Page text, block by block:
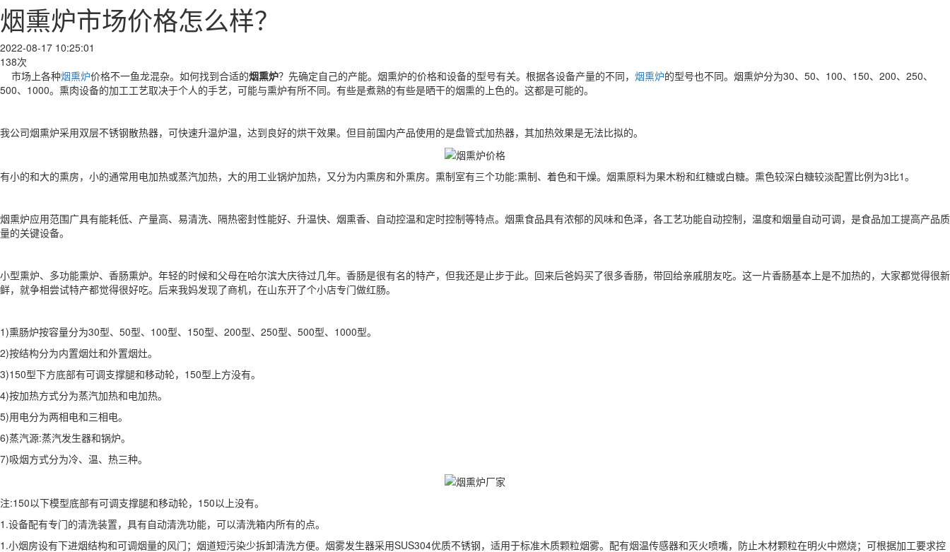
烟熏炉市场价格怎么样？
2022-08-17 10:25:01
138次
市场上各种烟熏炉价格不一鱼龙混杂。如何找到合适的烟熏炉？先确定自己的产能。烟熏炉的价格和设备的型号有关。根据各设备产量的不同， 烟熏炉的型号也不同。烟熏炉分为30、50、100、150、200、250、
500、1000。熏肉设备的加工工艺取决于个人的手艺，可能与熏炉有所不同。有些是煮熟的有些是晒干的烟熏的上色的。这都是可能的。
我公司烟熏炉采用双层不锈钢散热器，可快速升温炉温，达到良好的烘干效果。但目前国内产品使用的是盘管式加热器，其加热效果是无法比拟的。
有小的和大的熏房，小的通常用电加热或蒸汽加热，大的用工业锅炉加热，又分为内熏房和外熏房。熏制室有三个功能:熏制、着色和干燥。烟熏原料为果木粉和红糖或白糖。熏色较深白糖较淡配置比例为3比1。
烟熏炉应用范围广具有能耗低、产量高、易清洗、隔热密封性能好、升温快、烟熏香、自动控温和定时控制等特点。烟熏食品具有浓郁的风味和色泽，各工艺功能自动控制，温度和烟量自动可调，是食品加工提高产品质
量的关键设备。
小型熏炉、多功能熏炉、香肠熏炉。年轻的时候和父母在哈尔滨大庆待过几年。香肠是很有名的特产，但我还是止步于此。回来后爸妈买了很多香肠，带回给亲戚朋友吃。这一片香肠基本上是不加热的，大家都觉得很新
鲜，就争相尝试特产都觉得很好吃。后来我妈发现了商机，在山东开了个小店专门做红肠。
1)熏肠炉按容量分为30型、50型、100型、150型、200型、250型、500型、1000型。
2)按结构分为内置烟灶和外置烟灶。
3)150型下方底部有可调支撑腿和移动轮，150型上方没有。
4)按加热方式分为蒸汽加热和电加热。
5)用电分为两相电和三相电。
6)蒸汽源:蒸汽发生器和锅炉。
7)吸烟方式分为冷、温、热三种。
注:150以下模型底部有可调支撑腿和移动轮，150以上没有。
1.设备配有专门的清洗装置，具有自动清洗功能，可以清洗箱内所有的点。
1.小烟房设有下进烟结构和可调烟量的风门；烟道短污染少拆卸清洗方便。烟雾发生器采用SUS304优质不锈钢，适用于标准木质颗粒烟雾。配有烟温传感器和灭火喷嘴，防止木材颗粒在明火中燃烧；可根据加工要求控